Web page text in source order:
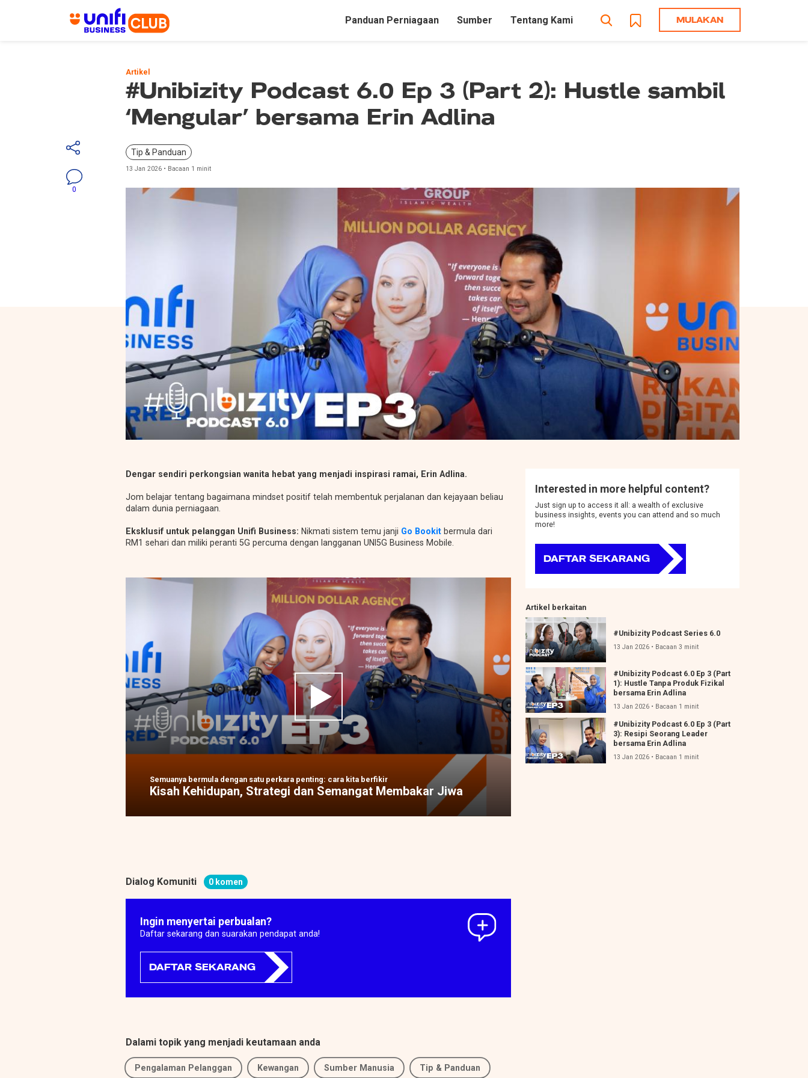
M
n
n
v
i
g
a
t
i
o
n
Panduan Perniagaan Sumber Tentang Kami MULAKAN
Artikel
#Unibizity Podcast 6.0 Ep 3 (Part 2): Hustle sambil
‘Mengular’ bersama Erin Adlina
Tip & Panduan
13 Jan 2026 • Bacaan 1 minit
Dengar sendiri perkongsian wanita hebat yang menjadi inspirasi ramai, Erin Adlina.
Jom belajar tentang bagaimana mindset positif telah membentuk perjalanan dan kejayaan beliau
dalam dunia perniagaan.
Eksklusif untuk pelanggan Unifi Business: Nikmati sistem temu janji Go Bookit bermula dari
RM1 sehari dan miliki peranti 5G percuma dengan langganan UNI5G Business Mobile.
Semuanya bermula dengan satu perkara penting: cara kita berfikir
Kisah Kehidupan, Strategi dan Semangat Membakar Jiwa
Interested in more helpful content?
Just sign up to access it all: a wealth of exclusive
business insights, events you can attend and so much
more!
DAFTAR SEKARANG
Artikel berkaitan
#Unibizity Podcast Series 6.0
13 Jan 2026 • Bacaan 3 minit
#Unibizity Podcast 6.0 Ep 3 (Part
1): Hustle Tanpa Produk Fizikal
bersama Erin Adlina
13 Jan 2026 • Bacaan 1 minit
#Unibizity Podcast 6.0 Ep 3 (Part
3): Resipi Seorang Leader
bersama Erin Adlina
13 Jan 2026 • Bacaan 1 minit
Dialog Komuniti 0 komen
Ingin menyertai perbualan?
Daftar sekarang dan suarakan pendapat anda!
DAFTAR SEKARANG
Dalami topik yang menjadi keutamaan anda
Pengalaman Pelanggan Kewangan Sumber Manusia Tip & Panduan
0